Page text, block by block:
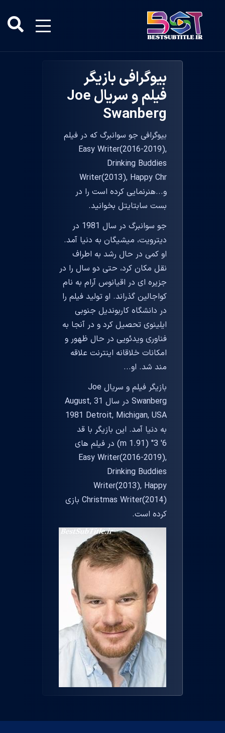
بیوگرافی بازیگر
فیلم و سریال Joe
Swanberg
بیوگرافی جو سوانبرگ که در فیلم
Easy Writer(2016-2019),
Drinking Buddies
Writer(2013), Happy Chr
و...هنرنمایی کرده است را در
بست سابتایتل بخوانید.
جو سوانبرگ در سال 1981 در
دیترویت، میشیگان به دنیا آمد.
او کمی در حال رشد به اطراف
نقل مکان کرد، حتی دو سال را در
جزیره ای در اقیانوس آرام به نام
کواجالین گذراند. او تولید فیلم را
در دانشگاه کاربوندیل جنوبی
ایلینوی تحصیل کرد و در آنجا به
فناوری ویدئویی در حال ظهور و
امکانات خلاقانه اینترنت علاقه
مند شد. او...
بازیگر فیلم و سریال Joe
Swanberg در سال 31 August,
1981 Detroit, Michigan, USA
به دنیا آمد. این بازیگر با قد
6' 3" (1.91 m) در فیلم های
Easy Writer(2016-2019),
Drinking Buddies
Writer(2013), Happy
Christmas Writer(2014) بازی
کرده است.